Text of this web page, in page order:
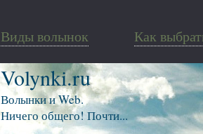
Виды волынок Как
Volynki.ru
Волынки и Web.
Ничего общего! Почти...